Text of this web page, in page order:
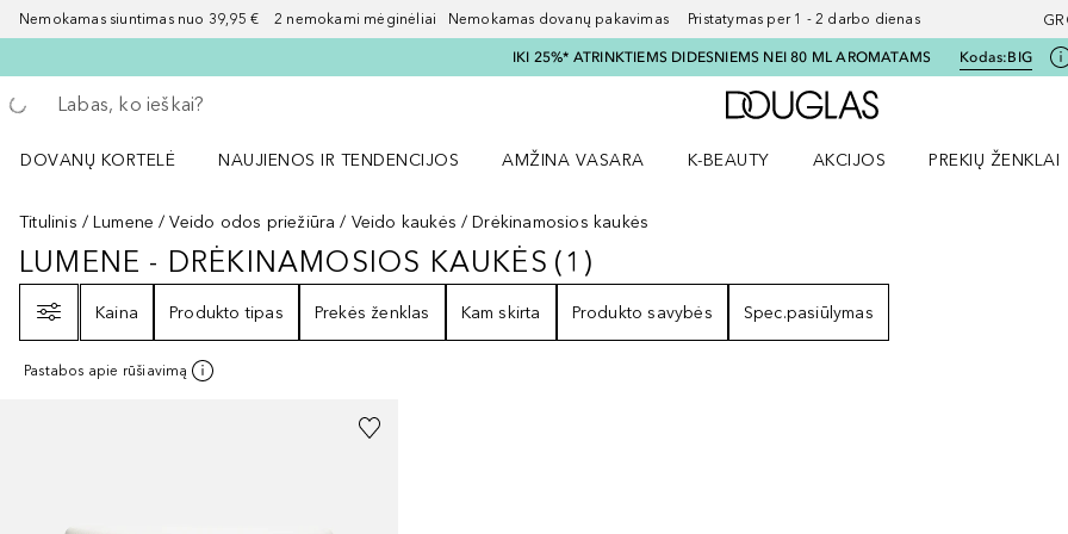
Nemokamas siuntimas nuo 39,95 € 2 nemokami mėginėliai Nemokamas dovanų pakavimas Pristatymas per 1 - 2 darbo dienas
IKI 25%* ATRINKTIEMS DIDESNIEMS NEI 80 ML AROMATAMS Kodas:BIG
Grįžk atgal
Vykdykite paiešką
Į Douglas pagrindinį
DOVANŲ KORTELĖ
NAUJIENOS IR TENDENCIJOS
AMŽINA VASARA
K-BEAUTY
AKCIJOS
PREKIŲ ŽENKLAI
Titulinis
Lumene Veido odos priežiūra Veido kaukės Drėkinamosios kaukės
LUMENE - DRĖKINAMOSIOS KAUKĖS1
LUMENE - DRĖKINAMOSIOS KAUKĖS (1 )
Kaina
Produkto tipas Prekės ženklas Kam skirta Produkto savybės Spec.pasiūlymas
Pastabos apie rūšiavimą